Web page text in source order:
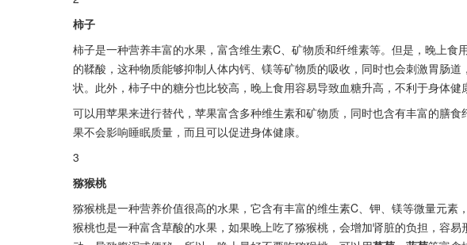
柿子
柿子是一种营养丰富的水果，富含维生素C、矿物质和纤维素等。但是，晚上食
的鞣酸，这种物质能够抑制人体内钙、镁等矿物质的吸收，同时也会刺激胃肠
状。此外，柿子中的糖分也比较高，晚上食用容易导致血糖升高，不利于身体健
可以用苹果来进行替代，苹果富含多种维生素和矿物质，同时也含有丰富的膳
果不会影响睡眠质量，而且可以促进身体健康。
3
猕猴桃
猕猴桃是一种营养价值很高的水果，它含有丰富的维生素C、钾、镁等微量元素
猴桃也是一种富含草酸的水果，如果晚上吃了猕猴桃，会增加肾脏的负担，容